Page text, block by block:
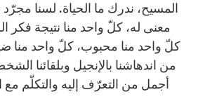
المسيح، ندرك ما الحياة. لسنا
معنى له، كلّ واحد منا نتيجة فكر
كلّ واحد منا محبوب، كلّ واحد منا
من اندهاشنا بالإنجيل وبلقائنا
أجمل من التعرّف إليه والتكلّم مع